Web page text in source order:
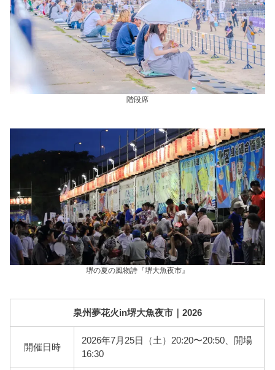
階段席
堺の夏の風物詩『堺大魚夜市』
泉州夢花火in堺大魚夜市｜2026
開催日時
2026年7月25日（土）20:20〜20:50、開場
16:30